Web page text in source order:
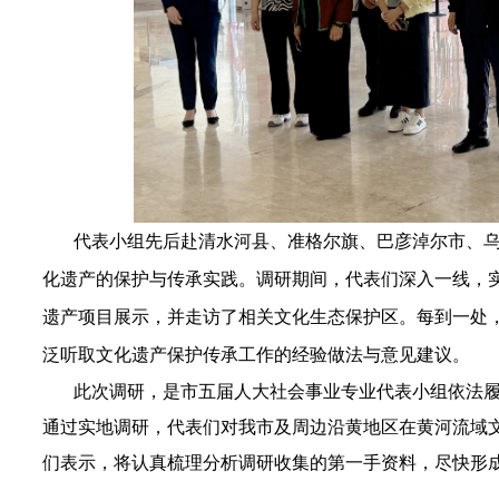
代表小组先后赴清水河县、准格尔旗、巴彦淖尔市、
化遗产的保护与传承实践。调研期间，代表们深入一线
遗产项目展示，并走访了相关文化生态保护区。每到一
泛听取文化遗产保护传承工作的经验做法与意见建议。
此次调研，是市五届人大社会事业专业代表小组依法
通过实地调研，代表们对我市及周边沿黄地区在黄河流
们表示，将认真梳理分析调研收集的第一手资料，尽快